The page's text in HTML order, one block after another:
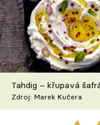
TV Program
Škola vaření
Recepty z TV
Speciál:
Tahdig – křupavá
Zdroj: Marek Kučera